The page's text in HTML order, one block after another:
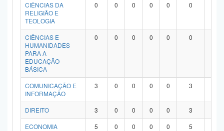
CIÊNCIAS DA
RELIGIÃO E
TEOLOGIA
0 0 0 0 0 0
CIÊNCIAS E
HUMANIDADES
PARA A
EDUCAÇÃO
BÁSICA
0 0 0 0 0 0
COMUNICAÇÃO E
INFORMAÇÃO
3 0 0 0 0 3
DIREITO 3 0 0 0 0 3
ECONOMIA
5 0 0 0 0 5